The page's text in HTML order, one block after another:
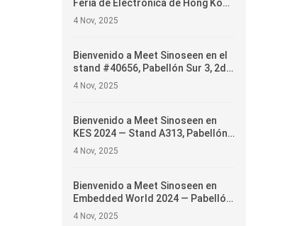
Feria de Electrónica de Hong Kong
2025 — Stand #5E-H15, 13–16 de
4 Nov, 2025
Bienvenido a Meet Sinoseen en el
stand #40656, Pabellón Sur 3, 2do
piso — Presentando soluciones
innovadoras de módulos de
4 Nov, 2025
Bienvenido a Meet Sinoseen en
KES 2024 — Stand A313, Pabellón
A, 1er piso
4 Nov, 2025
Bienvenido a Meet Sinoseen en
Embedded World 2024 — Pabellón
5, Stand 5-235c
4 Nov, 2025